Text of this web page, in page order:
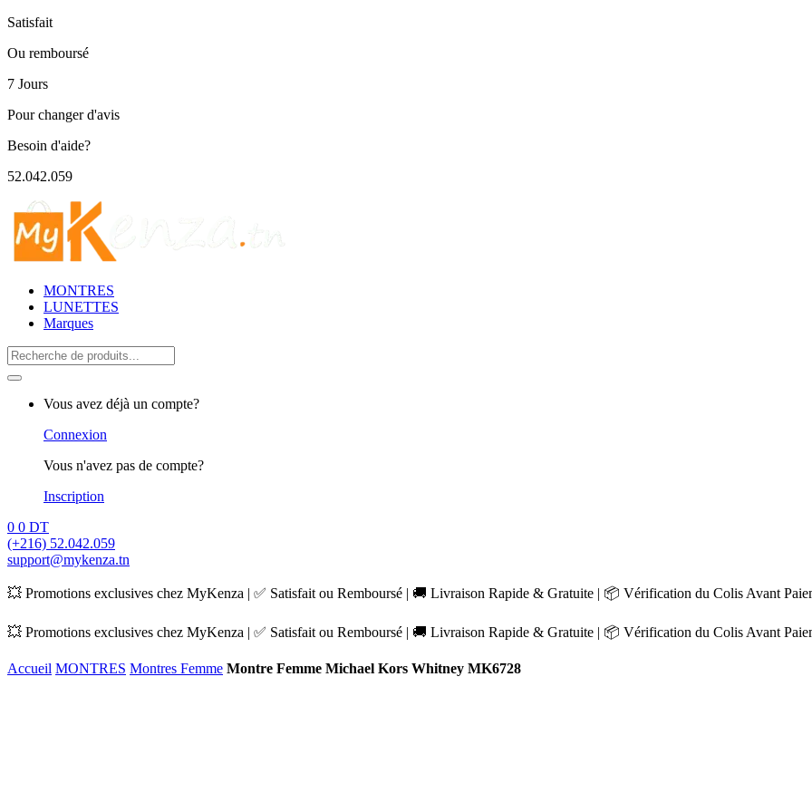
Satisfait
Ou remboursé
7 Jours
Pour changer d'avis
Besoin d'aide?
52.042.059
MONTRES
LUNETTES
Marques
Search
for:
Vous avez déjà un compte?
Connexion
Vous n'avez pas de compte?
Inscription
0 0 DT
(+216) 52.042.059
support@mykenza.tn
💥 Promotions exclusives chez MyKenza | ✅ Satisfait ou Remboursé | 🚚 Livraison Rapide & Gratuite | 📦 Vérification du Colis Avant
💥 Promotions exclusives chez MyKenza | ✅ Satisfait ou Remboursé | 🚚 Livraison Rapide & Gratuite | 📦 Vérification du Colis Avant
Accueil MONTRES Montres Femme Montre Femme Michael Kors Whitney MK6728